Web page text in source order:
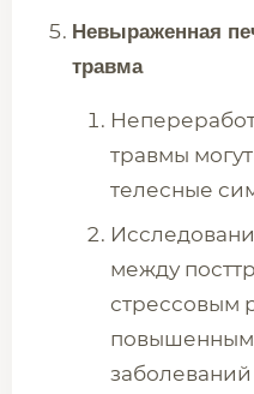
Невыраженная
травма
травмы
телесные
между
стрессовым
повышенным
заболеваний